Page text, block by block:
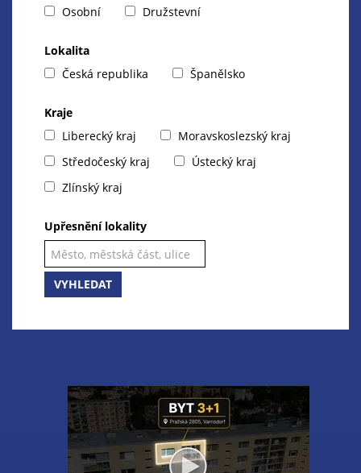
Osobní
Družstevní
Lokalita
Česká republika
Španělsko
Kraje
Liberecký kraj
Moravskoslezský kraj
Středočeský kraj
Ústecký kraj
Zlínský kraj
Upřesnění lokality
VYHLEDAT